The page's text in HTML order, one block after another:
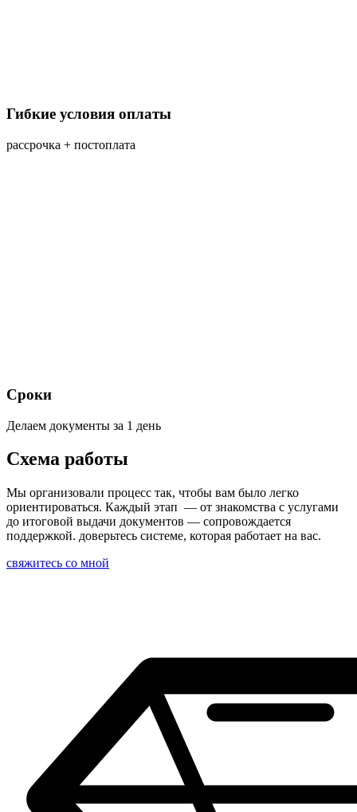
Гибкие условия оплаты
рассрочка + постоплата
Сроки
Делаем документы за 1 день
Схема работы
Мы организовали процесс так, чтобы вам было легко
ориентироваться. Каждый этап — от знакомства с услугами
до итоговой выдачи документов — сопровождается
поддержкой. доверьтесь системе, которая работает на вас.
свяжитесь со мной